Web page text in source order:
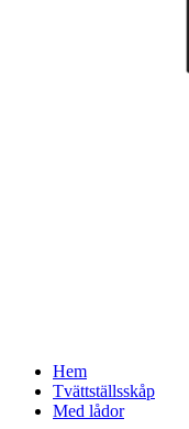
Hem
Tvättställsskåp
Med lådor